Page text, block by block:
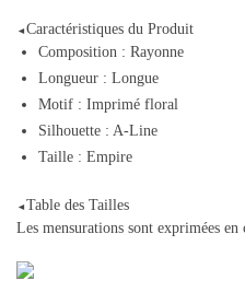
◄Caractéristiques du Produit
Composition : Rayonne
Longueur : Longue
Motif : Imprimé floral
Silhouette : A-Line
Taille : Empire
◄Table des Tailles
Les mensurations sont exprimées en